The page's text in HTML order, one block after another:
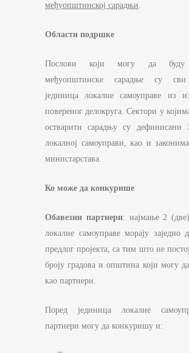
међуопштинској сарадњи.
Области подршке
Послови који могу да буду
међуопштинске сарадње су сви
јединица локалне самоуправе из
повереног делокруга. Сектори у
остварити сарадњу су дефинисани
локалној самоуправи, као и
министарстава.
Ко може да конкурише
Обавезни партнери: најмање 2
локалне самоуправе морају заједно
предлог пројекта, са тим што не
броју градова и општина који могу да
као партнери.
Поред јединица локалне
партнери могу да конкуришу и: